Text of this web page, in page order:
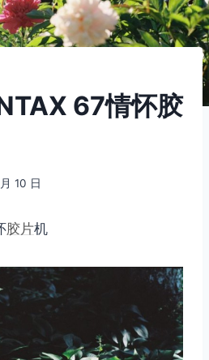
67情怀胶
10 日
胶片机